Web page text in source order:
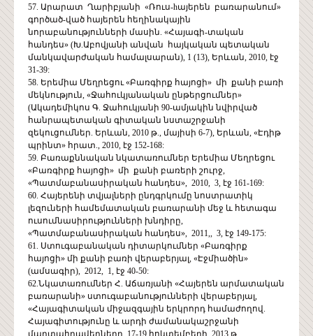
57. Արարատ Ղարիբյանի «Ռուս-hայերեն բառարանում»
գործած-ված հայերեն հեղինակային
նորաբանությունների մասին. «Հայագի-տական
հանդես» (Խ.Աբովյանի անվան հայկական պետական
մանկավարժական համալսարան), 1 (13), Երևան, 2010, էջ
31-39:
58. Երեմիա Մեղրեցու «Բառգիրք հայոցի» մի քանի բառի
մեկնություն, «Ջահուկյանական ընթերցումներ»
(Ակադեմիկոս Գ. Ջահուկյանի 90-ամյակին նվիրված
հանրապետական գիտական նստաշրջանի
զեկուցումներ. Երևան, 2010 թ., մայիսի 6-7), Երևան, «Էդիթ
պրինտ» հրատ., 2010, էջ 152-168:
59. Բառաքննական նկատառումներ Երեմիա Մեղրեցու
«Բառգիրք հայոցի» մի քանի բառերի շուրջ,
«Պատմաբանասիրական հանդես», 2010, 3, էջ 161-169:
60. Հայերենի տվյալների ընդգրկումը նոստրատիկ
լեզուների համեմատական բառարանի մեջ և հետագա
ուսումնասիրությունների խնդիրը,
«Պատմաբանասիրական հանդես», 2011,, 3, էջ 149-175:
61. Ստուգաբանական դիտարկումներ «Բառգիրք
հայոցի» մի քանի բառի վերաբերյալ, «Էջմիածին»
(ամսագիր), 2012, 1, էջ 40-50:
62.Նկատառումներ Հ. Աճառյանի «Հայերեն արմատական
բառարանի» ստուգաբանությունների վերաբերյալ,
«Հայագիտական միջազգային երկրորդ համաժողով.
Հայագիտությունը և արդի ժամանակաշրջանի
մարտահրավերները, 17-19 հոկտեմբերի, 2013 թ.,